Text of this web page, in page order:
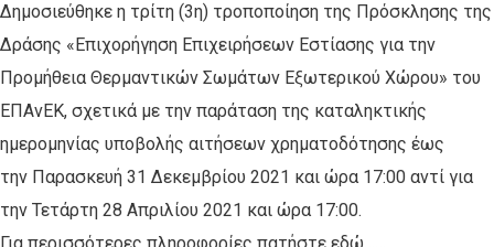
Δημοσιεύθηκε η τρίτη (3η) τροποποίηση της Πρόσκλησης της
Δράσης «Επιχορήγηση Επιχειρήσεων Εστίασης για την
Προμήθεια Θερμαντικών Σωμάτων Εξωτερικού Χώρου» του
ΕΠΑνΕΚ, σχετικά με την παράταση της καταληκτικής
ημερομηνίας υποβολής αιτήσεων χρηματοδότησης έως
την Παρασκευή 31 Δεκεμβρίου 2021 και ώρα 17:00 αντί για
την Τετάρτη 28 Απριλίου 2021 και ώρα 17:00.